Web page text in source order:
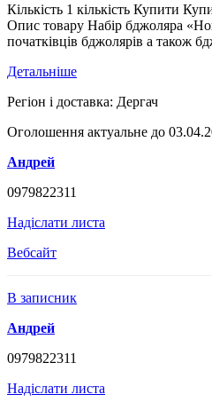
Кількість 1 кількість Купити
Опис товару Набір бджоляра
початківців бджолярів а також
Детальніше
Регіон і доставка: Дергач
Оголошення актуальне до
Андрей
0979822311
Надіслати листа
Вебсайт
В записник
Андрей
0979822311
Надіслати листа